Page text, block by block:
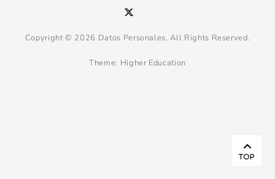
Copyright © 2026 Datos Personales. All Rights Reserved.
Theme: Higher Education
Up
TOP